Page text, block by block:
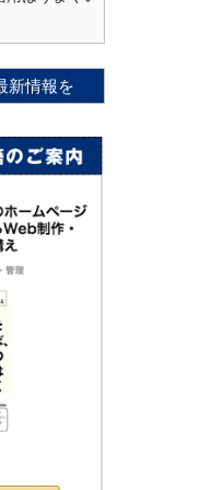
新情報を